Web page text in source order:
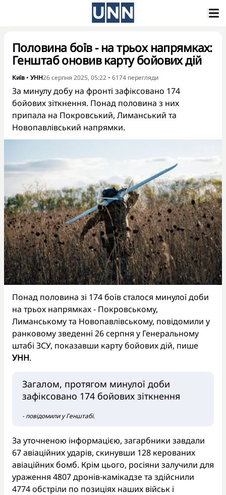
Половина боїв - на трьох напрямках:
Генштаб оновив карту бойових дій
Київ • УНН26 серпня 2025, 05:22 • 6174 перегляди
За минулу добу на фронті зафіксовано 174
бойових зіткнення. Понад половина з них
припала на Покровський, Лиманський та
Новопавлівський напрямки.
Понад половина зі 174 боїв сталося минулої доби
на трьох напрямках - Покровському,
Лиманському та Новопавлівському, повідомили у
ранковому зведенні 26 серпня у Генеральному
штабі ЗСУ, показавши карту бойових дій, пише
УНН.
Загалом, протягом минулої доби
зафіксовано 174 бойових зіткнення
- повідомили у Генштабі.
За уточненою інформацією, загарбники завдали
67 авіаційних ударів, скинувши 128 керованих
авіаційних бомб. Крім цього, росіяни залучили для
ураження 4807 дронів-камікадзе та здійснили
4774 обстріли по позиціях наших військ і